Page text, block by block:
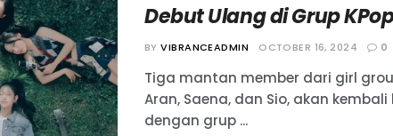
Debut Ulang di Grup
BY VIBRANCEADMIN OCTOBER 16, 2024 0
Tiga mantan member dari girl group
Aran, Saena, dan Sio, akan
dengan grup ...